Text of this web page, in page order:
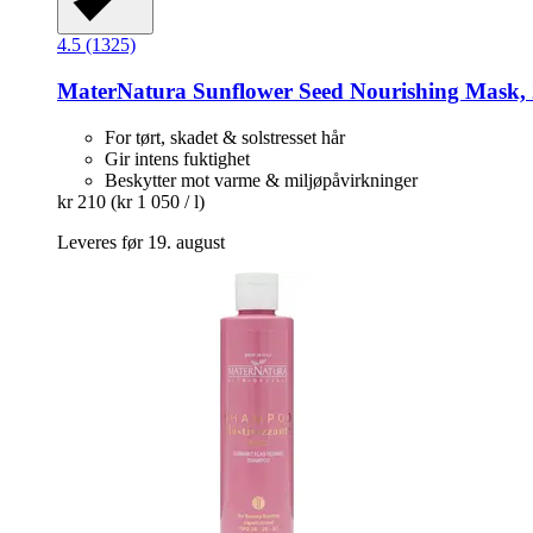
4.5 (1325)
MaterNatura Sunflower Seed Nourishing Mask,
For tørt, skadet & solstresset hår
Gir intens fuktighet
Beskytter mot varme & miljøpåvirkninger
kr 210 (kr 1 050 / l)
Leveres før 19. august